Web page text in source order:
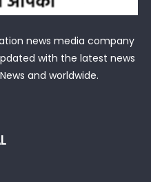
news media company
with the latest news
and worldwide.